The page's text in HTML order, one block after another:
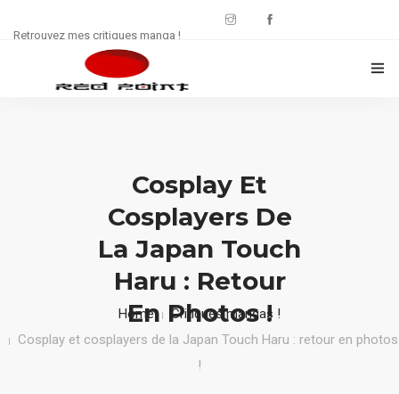
Retrouvez mes critiques manga !
Cosplay Et
Cosplayers De
La Japan Touch
Haru : Retour
En Photos !
Home
Critiques mangas !
Cosplay et cosplayers de la Japan Touch Haru : retour en photos
!